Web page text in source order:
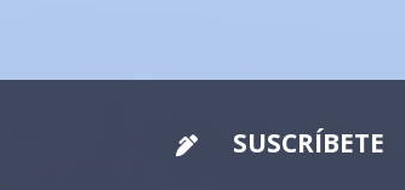
 SUSCRÍBETE